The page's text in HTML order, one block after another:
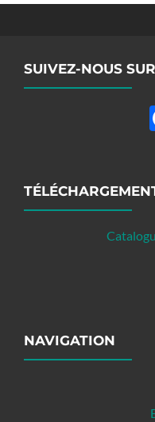
SUIVEZ-NOUS
NAVIGATION